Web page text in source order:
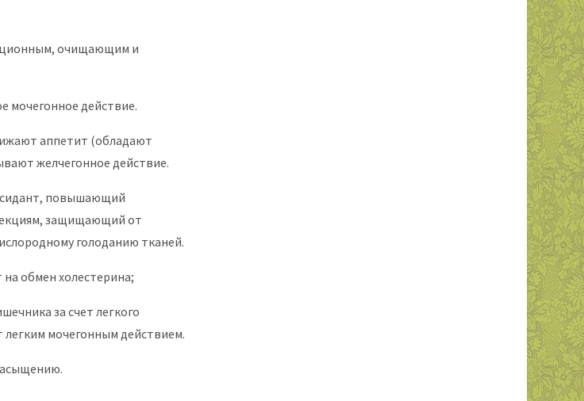
очищающим и
мочегонное действие.
аппетит (обладают
желчегонное действие.
повышающий
защищающий от
голоданию тканей.
обмен холестерина;
за счет легкого
легким мочегонным действием.